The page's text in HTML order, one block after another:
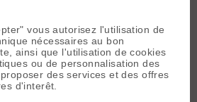
Suivante
les sujets Chercher Archives
posts] - Le 28/05/2015 17:59
Berger, qui fut un temps le plus
vous autorisez l'utilisation de
nécessaires au bon
ainsi que l'utilisation de cookies
ou de personnalisation des
des services et des offres
d'interêt.